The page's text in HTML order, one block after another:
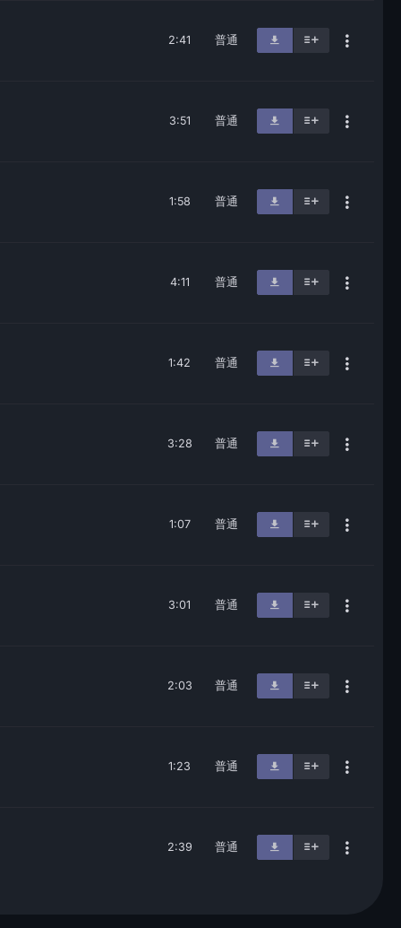
2:41 普通
3:51 普通
1:58 普通
4:11 普通
1:42 普通
3:28 普通
1:07 普通
3:01 普通
2:03 普通
1:23 普通
2:39 普通